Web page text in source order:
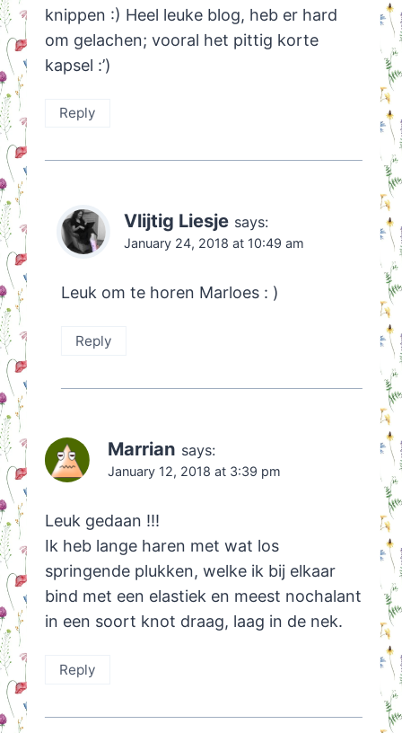
knippen :) Heel leuke blog, heb er hard
om gelachen; vooral het pittig korte
kapsel :’)
Reply
Vlijtig Liesje says:
January 24, 2018 at 10:49 am
Leuk om te horen Marloes : )
Reply
Marrian says:
January 12, 2018 at 3:39 pm
Leuk gedaan !!!
Ik heb lange haren met wat los
springende plukken, welke ik bij elkaar
bind met een elastiek en meest nochalant
in een soort knot draag, laag in de nek.
Reply